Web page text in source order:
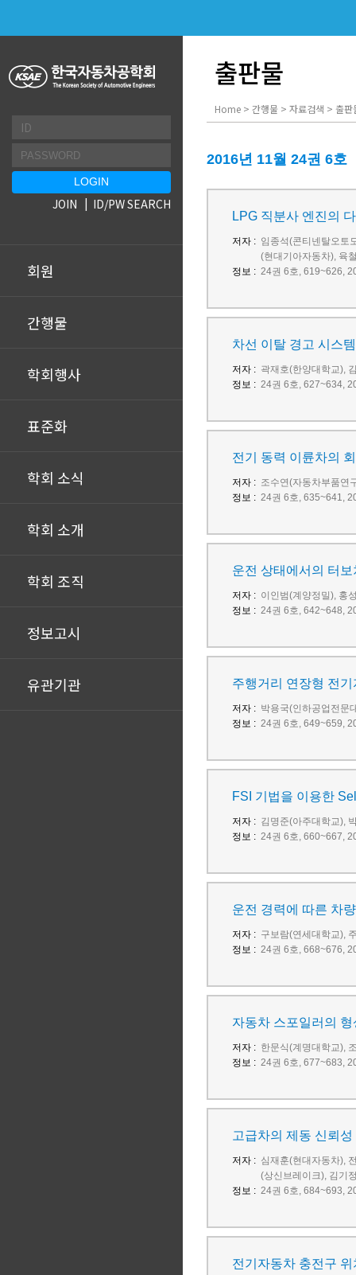
회원
간행물
학회행사
표준화
학회 소식
학회 소개
학회 조직
정보고시
유관기관
JOIN ID/PW SEARCH
출판물
Home > 간행물 > 자료검색 > 출판
2016년 11월 24권 6호
LPG 직분사 엔진의
저자 : 임종석(콘티넨탈오토
(현대기아자동차), 육
정보 : 24권 6호, 619~626,
차선 이탈 경고 시스
저자 : 곽재호(한양대학교),
정보 : 24권 6호, 627~634,
전기 동력 이륜차의
저자 : 조수연(자동차부품연
정보 : 24권 6호, 635~641,
운전 상태에서의 터
저자 : 이인범(계양정밀), 홍
정보 : 24권 6호, 642~648,
주행거리 연장형 전
저자 : 박용국(인하공업전문
정보 : 24권 6호, 649~659,
FSI 기법을 이용한
저자 : 김명준(아주대학교),
정보 : 24권 6호, 660~667,
운전 경력에 따른 차
저자 : 구보람(연세대학교),
정보 : 24권 6호, 668~676,
자동차 스포일러의
저자 : 한문식(계명대학교),
정보 : 24권 6호, 677~683,
고급차의 제동 신뢰
저자 : 심재훈(현대자동차),
(상신브레이크), 김기
정보 : 24권 6호, 684~693,
전기자동차 충전구